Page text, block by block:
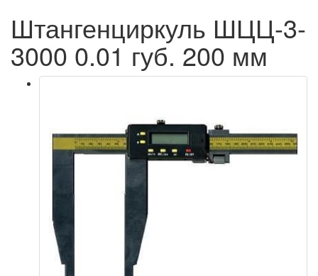
Штангенциркуль ШЦЦ-3-
3000 0.01 губ. 200 мм